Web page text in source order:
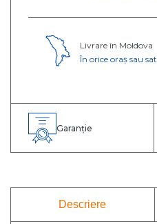
Livrare în Moldova
În orice oraș sau sat
Garanție
Descriere